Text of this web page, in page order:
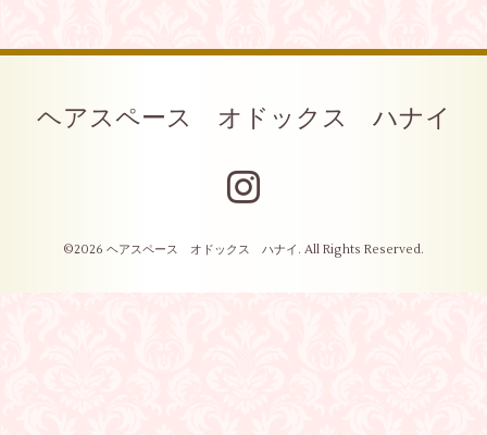
ヘアスペース オドックス ハナイ
©2026 ヘアスペース オドックス ハナイ . All Rights Reserved.